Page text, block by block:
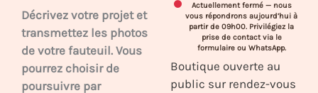
Décrivez votre projet et
transmettez les photos
de votre fauteuil. Vous
pourrez choisir de
poursuivre par
Actuellement fermé — nous
vous répondrons aujourd’hui à
partir de 09h00. Privilégiez la
prise de contact via le
formulaire ou WhatsApp.
Boutique ouverte au
public sur rendez-vous